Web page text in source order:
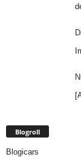
Blogroll
Blogicars